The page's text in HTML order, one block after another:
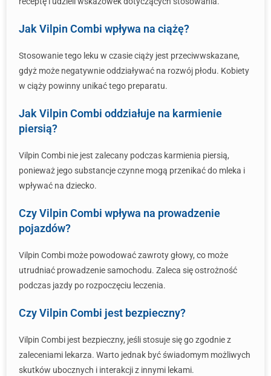
Jak Vilpin Combi wpływa na ciążę?
Stosowanie tego leku w czasie ciąży jest przeciwwskazane,
gdyż może negatywnie oddziaływać na rozwój płodu. Kobiety
w ciąży powinny unikać tego preparatu.
Jak Vilpin Combi oddziałuje na karmienie
piersią?
Vilpin Combi nie jest zalecany podczas karmienia piersią,
ponieważ jego substancje czynne mogą przenikać do mleka i
wpływać na dziecko.
Czy Vilpin Combi wpływa na prowadzenie
pojazdów?
Vilpin Combi może powodować zawroty głowy, co może
utrudniać prowadzenie samochodu. Zaleca się ostrożność
podczas jazdy po rozpoczęciu leczenia.
Czy Vilpin Combi jest bezpieczny?
Vilpin Combi jest bezpieczny, jeśli stosuje się go zgodnie z
zaleceniami lekarza. Warto jednak być świadomym możliwych
skutków ubocznych i interakcji z innymi lekami.